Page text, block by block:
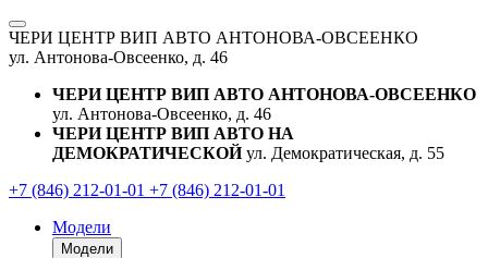
ЧЕРИ ЦЕНТР ВИП АВТО АНТОНОВА-ОВСЕЕНКО
ул. Антонова-Овсеенко, д. 46
ЧЕРИ ЦЕНТР ВИП АВТО АНТОНОВА-ОВСЕЕНКО
ул. Антонова-Овсеенко, д. 46
ЧЕРИ ЦЕНТР ВИП АВТО НА
ДЕМОКРАТИЧЕСКОЙ ул. Демократическая, д. 55
+7 (846) 212-01-01 +7 (846) 212-01-01
Модели
Модели